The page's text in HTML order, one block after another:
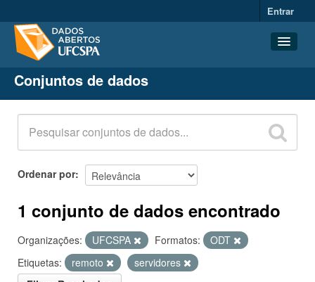
Entrar
Conjuntos de dados
Organizações
Grupos
Sobre
Conjuntos de dados
Ordenar por
1 conjunto de dados encontrado
Organizações: UFCSPA Formatos:
ODT
Etiquetas:
remoto
servidores